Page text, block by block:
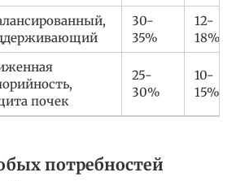
30-
35%
12-
18%
почек
25-
30%
10-
15%
потребностей